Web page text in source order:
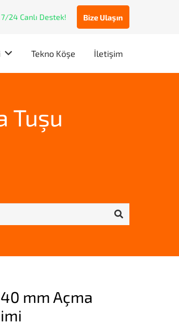
7/24 Canlı Destek! Bize Ulaşın
Tekno Köşe İletişim
Tuşu
mm Açma